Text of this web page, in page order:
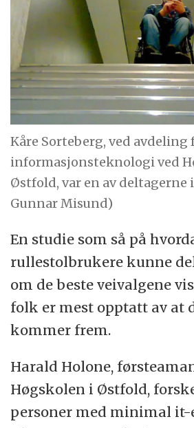
Kåre Sorteberg, ved avdeling
informasjonsteknologi ved
Østfold, var en av deltagerne
Gunnar Misund)
En studie som så på
rullestolbrukere kunne
om de beste veivalgene
folk er mest opptatt av at
kommer frem.
Harald Holone,
Høgskolen i Østfold,
personer med minimal